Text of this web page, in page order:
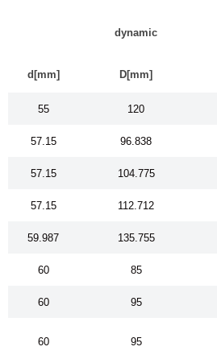
dynamic
d[mm] D[mm]
55 120
57.15 96.838
57.15 104.775
57.15 112.712
59.987 135.755
60 85
60 95
60 95